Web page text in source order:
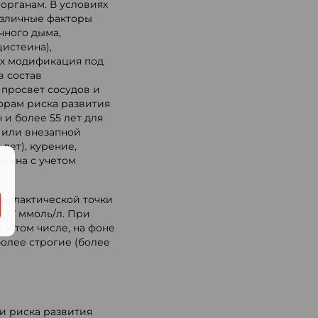
В условиях
факторы
дыма,
модификация под
состав
сосудов и
риска развития
и более 55 лет для
внезапной
курение,
с учетом
точки
ммоль/л. При
в том числе, на фоне
строгие (более
риска развития